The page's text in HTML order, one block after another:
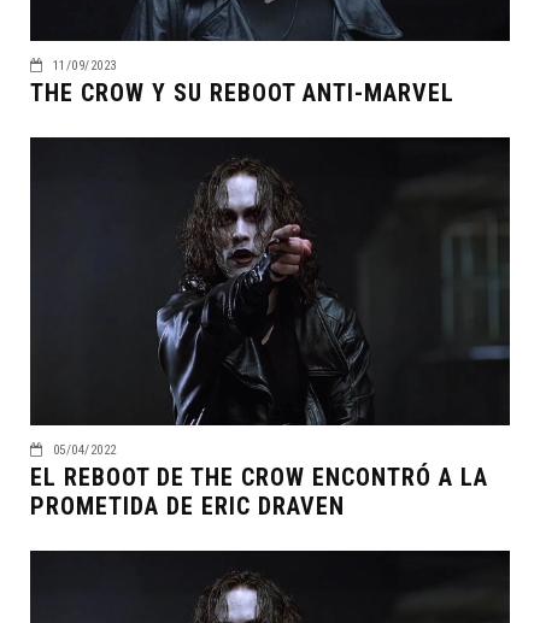
11/09/2023
THE CROW Y SU REBOOT ANTI-MARVEL
05/04/2022
EL REBOOT DE THE CROW ENCONTRÓ A LA
PROMETIDA DE ERIC DRAVEN